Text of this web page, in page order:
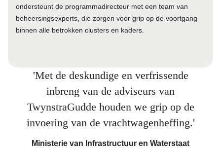
ondersteunt de programmadirecteur met een team van
beheersingsexperts, die zorgen voor grip op de voortgang
binnen alle betrokken clusters en kaders.
'Met de deskundige en verfrissende
inbreng van de adviseurs van
TwynstraGudde houden we grip op de
invoering van de vrachtwagenheffing.'
Ministerie van Infrastructuur en Waterstaat